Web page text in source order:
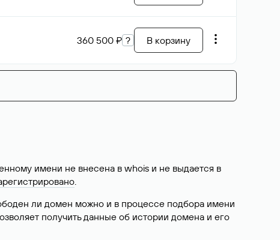
360 500 ₽ ? В корзину
имени не внесена в whois и не выдается в
.
ли домен можно и в процессе подбора имени
получить данные об истории домена и его